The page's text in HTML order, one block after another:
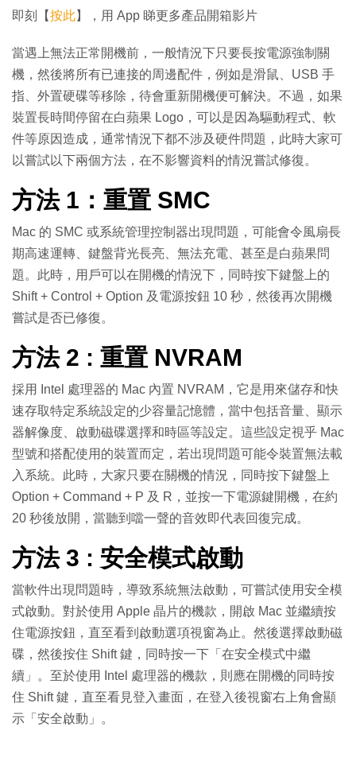
片
即刻【按此】，用 App 睇更多產品開箱影片
當遇上無法正常開機前，一般情況下只要長按電源強制關
機，然後將所有已連接的周邊配件，例如是滑鼠、USB 手
指、外置硬碟等移除，待會重新開機便可解決。不過，如果
裝置長時間停留在白蘋果 Logo，可以是因為驅動程式、軟
件等原因造成，通常情況下都不涉及硬件問題，此時大家可
以嘗試以下兩個方法，在不影響資料的情況嘗試修復。
方法 1：重置 SMC
Mac 的 SMC 或系統管理控制器出現問題，可能會令風扇長
期高速運轉、鍵盤背光長亮、無法充電、甚至是白蘋果問
題。此時，用戶可以在開機的情況下，同時按下鍵盤上的
Shift + Control + Option 及電源按鈕 10 秒，然後再次開機
嘗試是否已修復。
方法 2 : 重置 NVRAM
採用 Intel 處理器的 Mac 內置 NVRAM，它是用來儲存和快
速存取特定系統設定的少容量記憶體，當中包括音量、顯示
器解像度、啟動磁碟選擇和時區等設定。這些設定視乎 Mac
型號和搭配使用的裝置而定，若出現問題可能令裝置無法載
入系統。此時，大家只要在關機的情況，同時按下鍵盤上
Option + Command + P 及 R，並按一下電源鍵開機，在約
20 秒後放開，當聽到噹一聲的音效即代表回復完成。
方法 3 : 安全模式啟動
當軟件出現問題時，導致系統無法啟動，可嘗試使用安全模
式啟動。對於使用 Apple 晶片的機款，開啟 Mac 並繼續按
住電源按鈕，直至看到啟動選項視窗為止。然後選擇啟動磁
碟，然後按住 Shift 鍵，同時按一下「在安全模式中繼
續」。至於使用 Intel 處理器的機款，則應在開機的同時按
住 Shift 鍵，直至看見登入畫面，在登入後視窗右上角會顯
示「安全啟動」。